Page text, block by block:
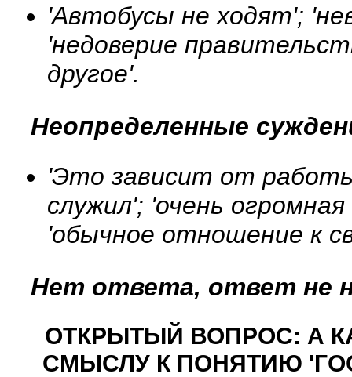
'Автобусы не ходят';
'недоверие
другое'.
Неопределенные
'Это зависит от
служил'; 'очень
'обычное отношение к
Нет ответа, ответ не
ОТКРЫТЫЙ ВОПРОС: А
СМЫСЛУ К ПОНЯТИЮ